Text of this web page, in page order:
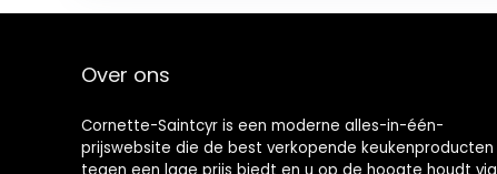
Over ons
Cornette-Saintcyr is een moderne alles-in-één-
prijswebsite die de best verkopende keukenproducten